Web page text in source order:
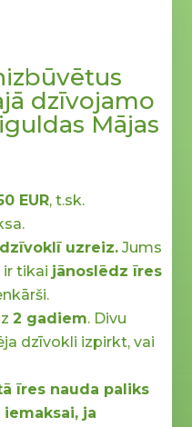
dzīvojamo
Mājas
EUR, t.sk.
uzreiz. Jums
ir tikai jānoslēdz īres
2 gadiem. Divu
dzīvokli izpirkt, vai
īres nauda paliks
ja